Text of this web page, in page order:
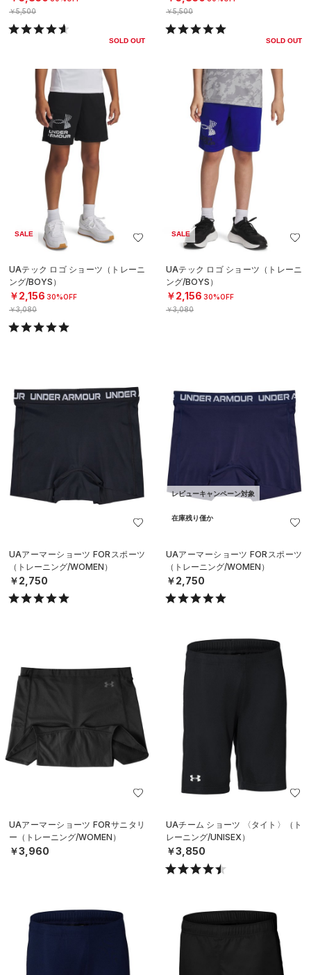
￥5,500
SOLD OUT
￥5,500
SOLD OUT
SALE
UAテック ロゴ ショーツ（トレーニ
ング/BOYS）
￥2,156 30%OFF
￥3,080
SALE
UAテック ロゴ ショーツ（トレーニ
ング/BOYS）
￥2,156 30%OFF
￥3,080
UAアーマーショーツ FORスポーツ
（トレーニング/WOMEN）
￥2,750
レビューキャンペーン対象
在庫残り僅か
UAアーマーショーツ FORスポーツ
（トレーニング/WOMEN）
￥2,750
UAアーマーショーツ FORサニタリ
ー（トレーニング/WOMEN）
￥3,960
UAチーム ショーツ 〈タイト〉（ト
レーニング/UNISEX）
￥3,850